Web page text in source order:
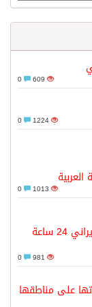
609
1224
1013
السعودية تمهل الملحق العسكري الإيراني 24 ساعة
981
على مناطقها